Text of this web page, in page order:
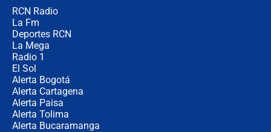
RCN Radio
La Fm
Deportes RCN
La Mega
Radio 1
El Sol
Alerta Bogotá
Alerta Cartagena
Alerta Paisa
Alerta Tolima
Alerta Bucaramanga